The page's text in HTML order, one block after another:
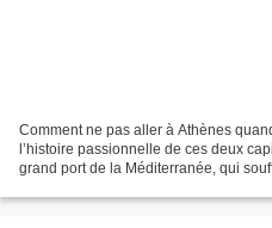
Comment ne pas aller à Athènes
l’histoire passionnelle de ces deux
grand port de la Méditerranée, qui